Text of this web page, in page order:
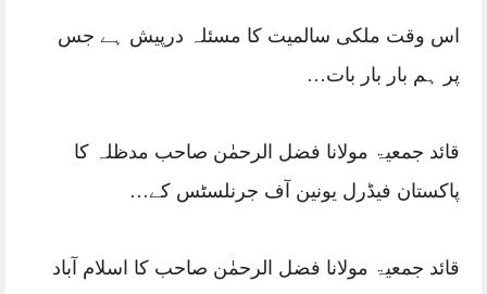
اس وقت ملکی سالمیت کا مسئلہ درپیش ہے جس
پر ہم بار بار بات…
قائد جمعیۃ مولانا فضل الرحمٰن صاحب مدظلہ کا
پاکستان فیڈرل یونین آف جرنلسٹس کے…
قائد جمعیۃ مولانا فضل الرحمٰن صاحب کا اسلام آباد